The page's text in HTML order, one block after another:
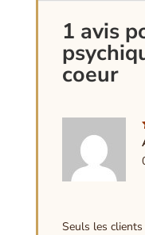
1 avis
coeur
Seuls les clients